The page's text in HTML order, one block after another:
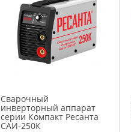
Сварочный
инверторный аппарат
серии Компакт Ресанта
САИ-250К